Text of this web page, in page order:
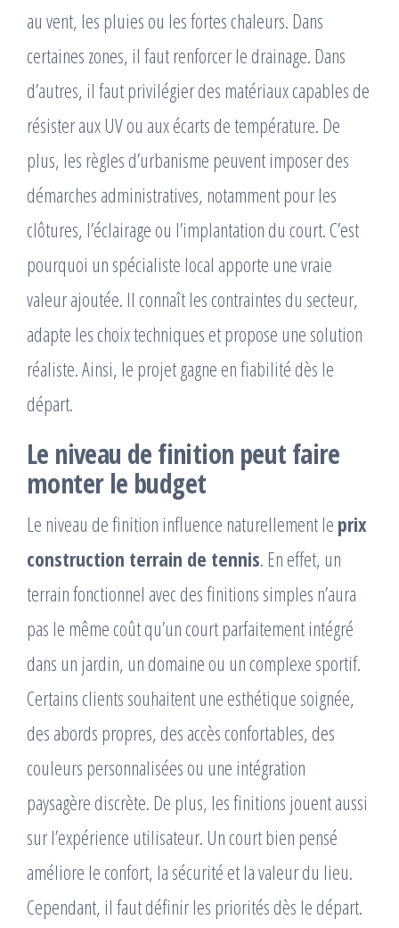
au vent, les pluies ou les fortes chaleurs. Dans
certaines zones, il faut renforcer le drainage. Dans
d’autres, il faut privilégier des matériaux capables de
résister aux UV ou aux écarts de température. De
plus, les règles d’urbanisme peuvent imposer des
démarches administratives, notamment pour les
clôtures, l’éclairage ou l’implantation du court. C’est
pourquoi un spécialiste local apporte une vraie
valeur ajoutée. Il connaît les contraintes du secteur,
adapte les choix techniques et propose une solution
réaliste. Ainsi, le projet gagne en fiabilité dès le
départ.
Le niveau de finition peut faire
monter le budget
Le niveau de finition influence naturellement le prix
construction terrain de tennis. En effet, un
terrain fonctionnel avec des finitions simples n’aura
pas le même coût qu’un court parfaitement intégré
dans un jardin, un domaine ou un complexe sportif.
Certains clients souhaitent une esthétique soignée,
des abords propres, des accès confortables, des
couleurs personnalisées ou une intégration
paysagère discrète. De plus, les finitions jouent aussi
sur l’expérience utilisateur. Un court bien pensé
améliore le confort, la sécurité et la valeur du lieu.
Cependant, il faut définir les priorités dès le départ.